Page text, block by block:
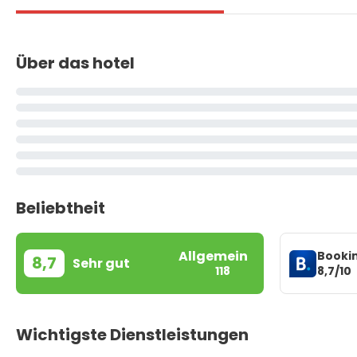
Über das hotel
Beliebtheit
8,7 Sehr gut Allgemein
118
8,7/10
Wichtigste Dienstleistungen